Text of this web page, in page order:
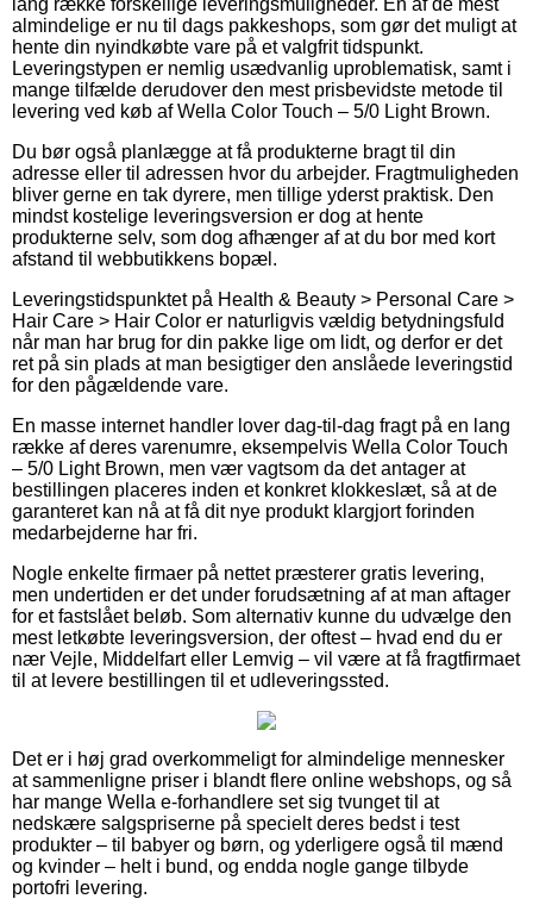
almindelige er nu til dags pakkeshops, som gør det muligt at
hente din nyindkøbte vare på et valgfrit tidspunkt.
Leveringstypen er nemlig usædvanlig uproblematisk, samt i
mange tilfælde derudover den mest prisbevidste metode til
levering ved køb af Wella Color Touch – 5/0 Light Brown.
Du bør også planlægge at få produkterne bragt til din
adresse eller til adressen hvor du arbejder. Fragtmuligheden
bliver gerne en tak dyrere, men tillige yderst praktisk. Den
mindst kostelige leveringsversion er dog at hente
produkterne selv, som dog afhænger af at du bor med kort
afstand til webbutikkens bopæl.
Leveringstidspunktet på Health & Beauty > Personal Care >
Hair Care > Hair Color er naturligvis vældig betydningsfuld
når man har brug for din pakke lige om lidt, og derfor er det
ret på sin plads at man besigtiger den anslåede leveringstid
for den pågældende vare.
En masse internet handler lover dag-til-dag fragt på en lang
række af deres varenumre, eksempelvis Wella Color Touch
– 5/0 Light Brown, men vær vagtsom da det antager at
bestillingen placeres inden et konkret klokkeslæt, så at de
garanteret kan nå at få dit nye produkt klargjort forinden
medarbejderne har fri.
Nogle enkelte firmaer på nettet præsterer gratis levering,
men undertiden er det under forudsætning af at man aftager
for et fastslået beløb. Som alternativ kunne du udvælge den
mest letkøbte leveringsversion, der oftest – hvad end du er
nær Vejle, Middelfart eller Lemvig – vil være at få fragtfirmaet
til at levere bestillingen til et udleveringssted.
Det er i høj grad overkommeligt for almindelige mennesker
at sammenligne priser i blandt flere online webshops, og så
har mange Wella e-forhandlere set sig tvunget til at
nedskære salgspriserne på specielt deres bedst i test
produkter – til babyer og børn, og yderligere også til mænd
og kvinder – helt i bund, og endda nogle gange tilbyde
portofri levering.